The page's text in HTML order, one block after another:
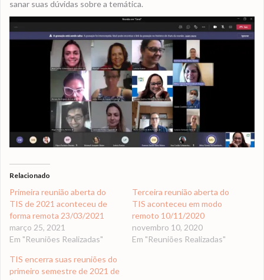
sanar suas dúvidas sobre a temática.
Relacionado
Primeira reunião aberta do
TIS de 2021 aconteceu de
forma remota 23/03/2021
março 25, 2021
Em "Reuniões Realizadas"
Terceira reunião aberta do
TIS aconteceu em modo
remoto 10/11/2020
novembro 10, 2020
Em "Reuniões Realizadas"
TIS encerra suas reuniões do
primeiro semestre de 2021 de